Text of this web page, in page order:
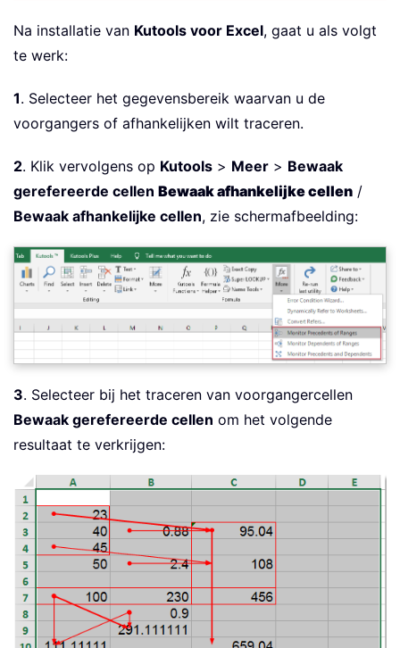
Na installatie van Kutools voor Excel, gaat u als volgt
te werk:
1. Selecteer het gegevensbereik waarvan u de
voorgangers of afhankelijken wilt traceren.
2. Klik vervolgens op Kutools > Meer > Bewaak
gerefereerde cellen Bewaak afhankelijke cellen /
Bewaak afhankelijke cellen, zie schermafbeelding:
3. Selecteer bij het traceren van voorgangercellen
Bewaak gerefereerde cellen om het volgende
resultaat te verkrijgen: